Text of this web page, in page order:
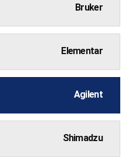
Bruker
Elementar
Agilent
Shimadzu